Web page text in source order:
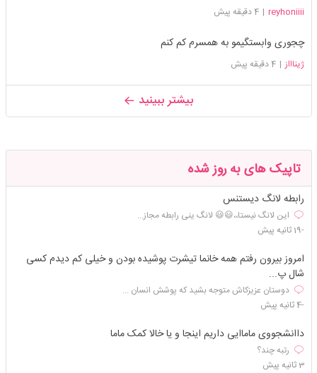
reyhoniiii
| 4 دقیقه پیش
چجوری وابستگیمو به همسرم کم کنم
ژیناااز | 4 دقیقه پیش
بیشتر ببینید
تاپیک های به روز شده
رابطه لانگ دیستنس
این لانگ نیستا،،😃😃 لانگ ینی رابطه مجاز...
-19 ثانیه پیش
امروز بیرون رفتم همه خانما تیشرت پوشیده بودن و خیلی کم دیدم کسی
شال پ...
دوستان عزیزکاش متوجه بشید که پوشش انسان ...
-4 ثانیه پیش
داانشجووی ماماایی داریم اینجا و یا خالا کمک ماما
رتبه چند؟
3 ثانیه پیش